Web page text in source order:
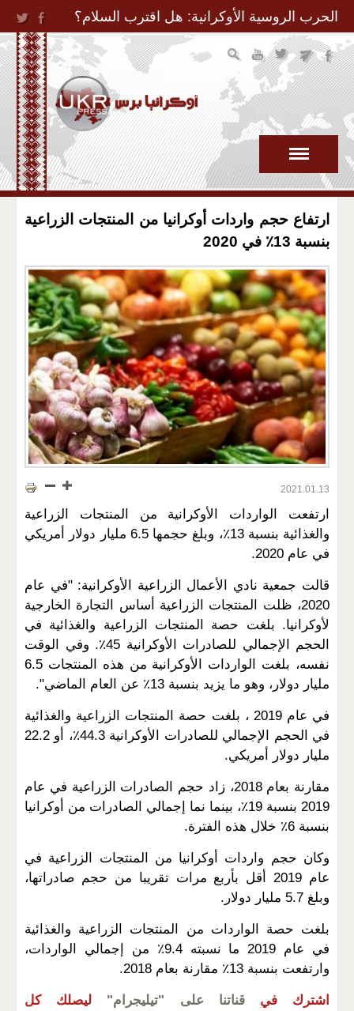
Jump to Navigation
الحرب الروسية الأوكرانية: هل اقترب السلام؟
ارتفاع حجم واردات أوكرانيا من المنتجات الزراعية
بنسبة 13٪ في 2020
2021.01.13
ارتفعت الواردات الأوكرانية من المنتجات الزراعية
والغذائية بنسبة 13٪، وبلغ حجمها 6.5 مليار دولار أمريكي
في عام 2020.
قالت جمعية نادي الأعمال الزراعية الأوكرانية: "في عام
2020، ظلت المنتجات الزراعية أساس التجارة الخارجية
لأوكرانيا. بلغت حصة المنتجات الزراعية والغذائية في
الحجم الإجمالي للصادرات الأوكرانية 45٪. وفي الوقت
نفسه، بلغت الواردات الأوكرانية من هذه المنتجات 6.5
مليار دولار، وهو ما يزيد بنسبة 13٪ عن العام الماضي".
في عام 2019 ، بلغت حصة المنتجات الزراعية والغذائية
في الحجم الإجمالي للصادرات الأوكرانية 44.3٪، أو 22.2
مليار دولار أمريكي.
مقارنة بعام 2018، زاد حجم الصادرات الزراعية في عام
2019 بنسبة 19٪، بينما نما إجمالي الصادرات من أوكرانيا
بنسبة 6٪ خلال هذه الفترة.
وكان حجم واردات أوكرانيا من المنتجات الزراعية في
عام 2019 أقل بأربع مرات تقريبا من حجم صادراتها،
وبلغ 5.7 مليار دولار.
بلغت حصة الواردات من المنتجات الزراعية والغذائية
في عام 2019 ما نسبته 9.4٪ من إجمالي الواردات،
وارتفعت بنسبة 13٪ مقارنة بعام 2018.
اشترك في قناتنا على "تيليجرام"
ليصلك كل